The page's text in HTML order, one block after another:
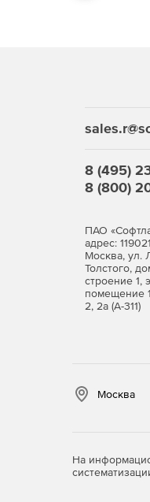
8 (495)
8 (800)
ПАО
адрес:
Москва, ул.
Толстого,
строение 1,
помещение
2, 2а (А-311)
Москва
На